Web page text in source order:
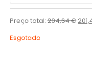
Preço total: 204,64€
Esgotado